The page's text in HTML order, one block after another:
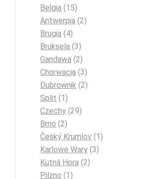
Belgia (15)
Antwerpia (2)
Brugia (4)
Bruksela (3)
Gandawa (2)
Chorwacja (3)
Dubrownik (2)
Split (1)
Czechy (29)
Brno (2)
Český Krumlov (1)
Karlowe Wary (3)
Kutná Hora (2)
Pilzno (1)